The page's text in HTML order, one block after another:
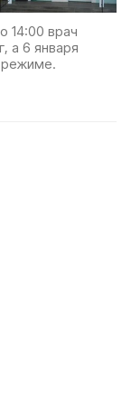
14:00 врач
а 6 января
режиме.